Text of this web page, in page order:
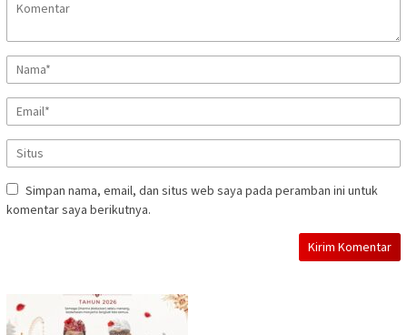
Simpan nama, email, dan situs web saya pada peramban ini untuk
komentar saya berikutnya.